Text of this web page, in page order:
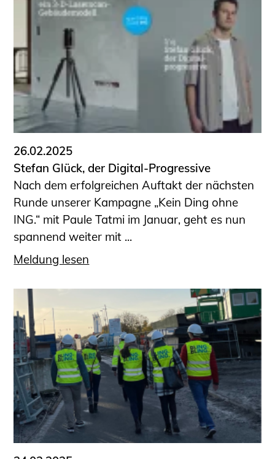
26.02.2025
Stefan Glück, der Digital-Progressive
Nach dem erfolgreichen Auftakt der nächsten
Runde unserer Kampagne „Kein Ding ohne
ING.“ mit Paule Tatmi im Januar, geht es nun
spannend weiter mit ...
Meldung lesen